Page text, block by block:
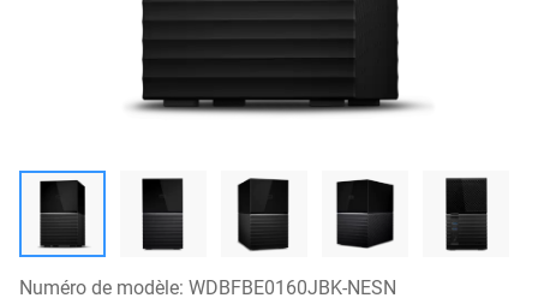
Numéro de modèle: WDBFBE0160JBK-NESN